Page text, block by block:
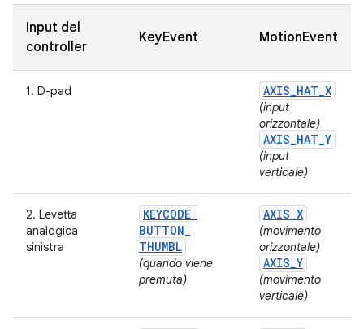
Input del
controller
KeyEvent MotionEvent
1. D-pad AXIS_HAT_X
(input
orizzontale)
AXIS_HAT_Y
(input
verticale)
2. Levetta
analogica
sinistra
KEYCODE_
BUTTON_
THUMBL
(quando viene
premuta)
AXIS_X
(movimento
orizzontale)
AXIS_Y
(movimento
verticale)